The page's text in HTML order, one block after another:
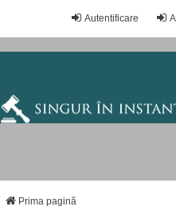
Autentificare
Prima pagină